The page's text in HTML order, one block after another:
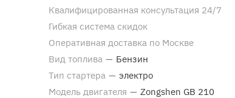
Квалифицированная консультация 24/7
Гибкая система скидок
Оперативная доставка по Москве
Вид топлива — Бензин
Тип стартера — электро
Модель двигателя — Zongshen GB 210